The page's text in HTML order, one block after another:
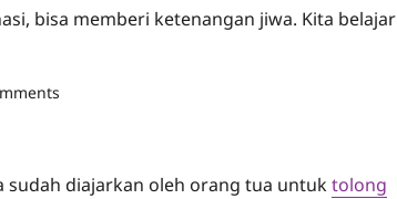
bisa memberi ketenangan jiwa. Kita belajar
sudah diajarkan oleh orang tua untuktolong